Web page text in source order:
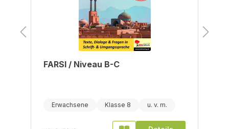
FARSI / Niveau B-C
Erwachsene Klasse 8